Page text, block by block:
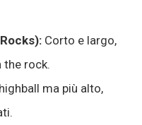
Corto e largo,
the rock.
ma più alto,